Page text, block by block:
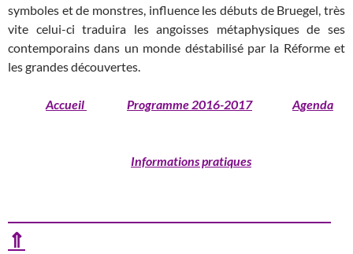
symboles et de monstres, influence les débuts de Bruegel, très
vite celui-ci traduira les angoisses métaphysiques de ses
contemporains dans un monde déstabilisé par la Réforme et
les grandes découvertes.
Accueil Programme 2016-2017 Agenda
Informations pratiques
⇑